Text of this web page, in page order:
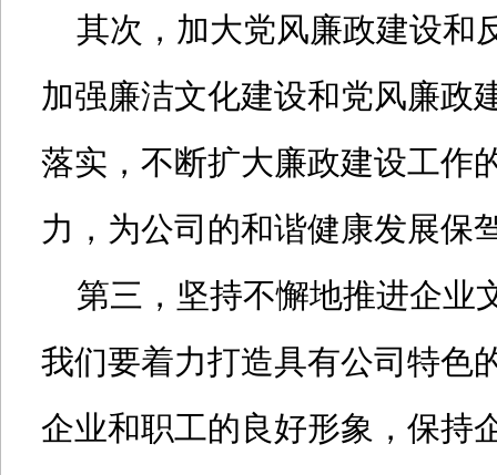
其次，加大党风廉政建设和
加强廉洁文化建设和党风廉政
落实，不断扩大廉政建设工作
力，为公司的和谐健康发展保
第三，坚持不懈地推进企业
我们要着力打造具有公司特色
企业和职工的良好形象，保持